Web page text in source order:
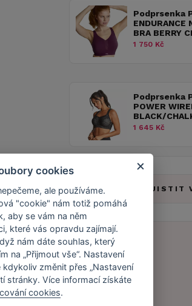
Podprsenka
ENDURANCE
BRA BERRY
1 750 Kč
Podprsenka
POWER
BLACK/
1 645 Kč
Clubu! ZJISTIT
příběh
tým
Zákaznický účet
cookies
ale používáme.
"cookie" nám totiž pomáhá
aby se vám na něm
které vás opravdu zajímají.
nám dáte souhlas, který
na „Přijmout vše“. Nastavení
změnit přes „Nastavení
stránky. Více informací získáte
cookies.